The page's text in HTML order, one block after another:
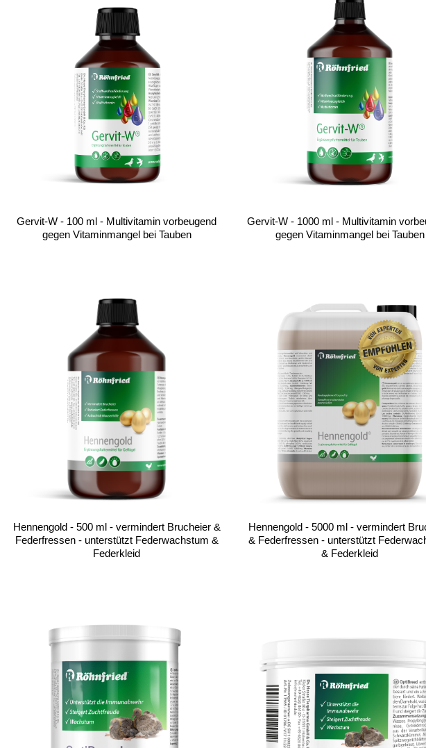
Gervit-W - 100 ml - Multivitamin vorbeugend
gegen Vitaminmangel bei Tauben
Gervit-W - 1000 ml - Multivitamin
gegen Vitaminmangel bei Tauben
Hennengold - 500 ml - vermindert Brucheier &
Federfressen - unterstützt Federwachstum &
Federkleid
Hennengold - 5000 ml - vermindert
& Federfressen - unterstützt
& Federkleid